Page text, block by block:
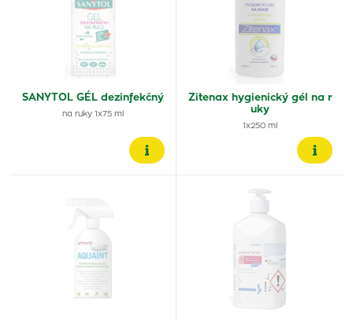
SANYTOL GÉL dezinfekčný
na ruky 1x75 ml
Zitenax hygienický gél na r
uky
1x250 ml